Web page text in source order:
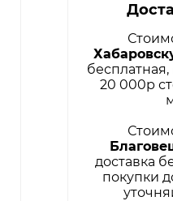
20 000р
доставка
покупки